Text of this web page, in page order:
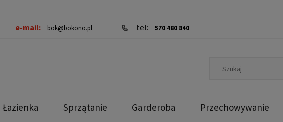
e-mail: bok@bokono.pl tel: 570 480 840
Łazienka Sprzątanie Garderoba Przechowywanie